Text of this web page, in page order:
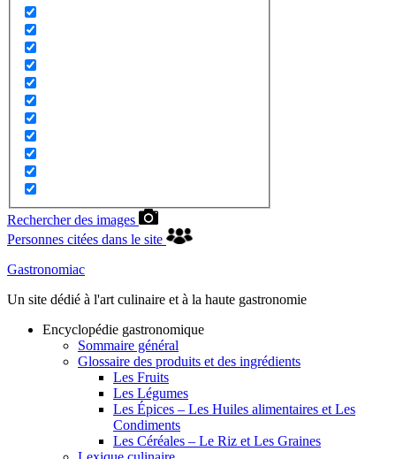
Rechercher des images
Personnes citées dans le site
Gastronomiac
Un site dédié à l'art culinaire et à la haute gastronomie
Encyclopédie gastronomique
Sommaire général
Glossaire des produits et des ingrédients
Les Fruits
Les Légumes
Les Épices – Les Huiles alimentaires et Les
Condiments
Les Céréales – Le Riz et Les Graines